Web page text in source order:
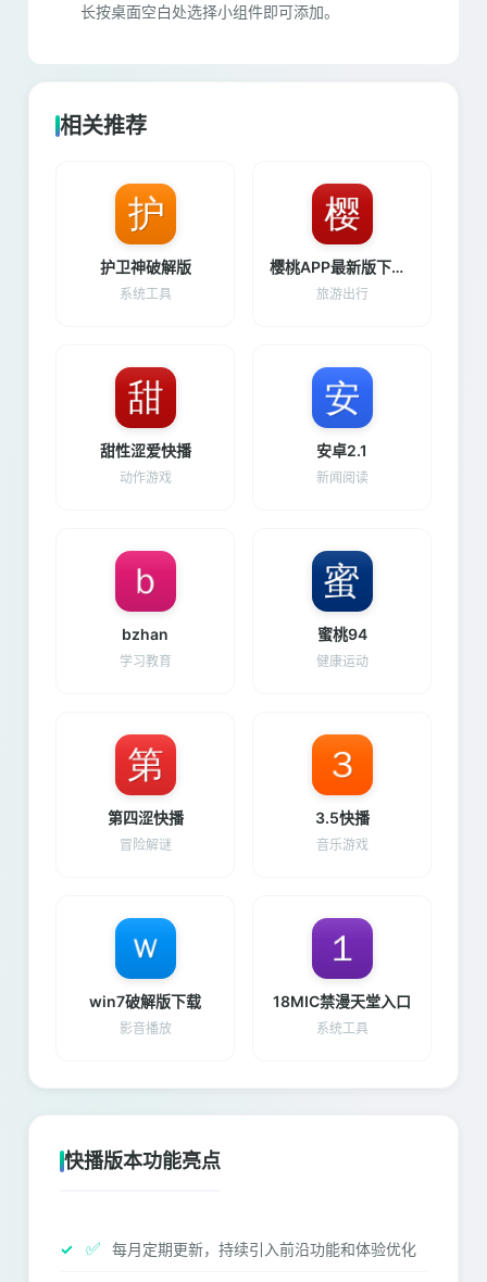
长按桌面空白处选择小组件即可添加。
相关推荐
护卫神破解版
系统工具
樱桃APP最新版下载方法
旅游出行
甜性涩爱快播
动作游戏
安卓2.1
新闻阅读
bzhan
学习教育
蜜桃94
健康运动
第四涩快播
冒险解谜
3.5快播
音乐游戏
win7破解版下载
影音播放
18MIC禁漫天堂入口
系统工具
快播版本功能亮点
✅ 每月定期更新，持续引入前沿功能和体验优化